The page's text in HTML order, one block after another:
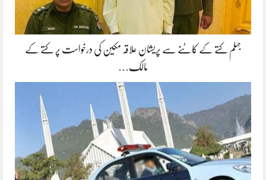
جہلم کتے کے کاٹنے سے پریشان علاقہ مکین کی درخواست پر کتے کے
مالک…